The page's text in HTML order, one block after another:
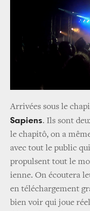
Arrivées sous le
Sapiens. Ils sont
le chapitô, on a
avec tout le public
propulsent tout le
ienne. On écoutera
en téléchargement
bien voir qui joue